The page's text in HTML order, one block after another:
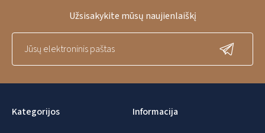
Kategorijos Informacija
Užsisakykite mūsų naujienlaiškį